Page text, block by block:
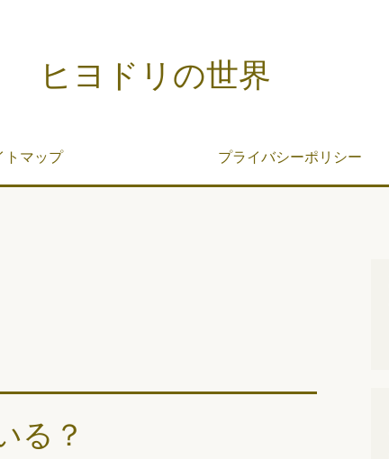
ヒヨドリの世界
トマップ プライバシーポリシー
る？